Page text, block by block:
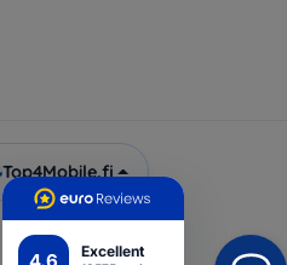
4.6 Excellent
Top4Mobile.fi